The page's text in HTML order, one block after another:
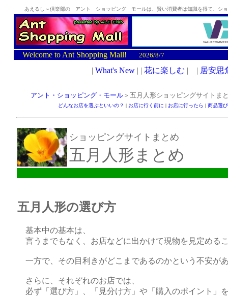
あえるし～倶楽部の アント ショッピング モールは、賢い消費者は知識を得て、ショ
Welcome to Ant Shopping Mall! 2026/8/7
アント・ショッピング・モール＞五月人形ショッピングサイトま
どんなお店を選ぶといいの？ | お店に行く前に | お店に行ったら | 商品選
ショッピングサイトまとめ
五月人形まとめ
五月人形の選び方
基本中の基本は、
言うまでもなく、お店などに出かけて現物を見定める
一方で、その目利きがどこまであるのかという不安が
さらに、それぞれのお店では、
必ず「選び方」、「見分け方」や「購入のポイント」